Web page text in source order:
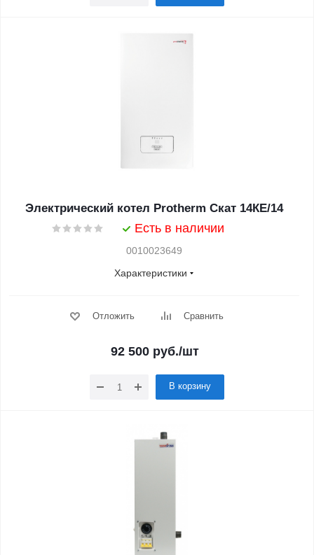
Электрический котел Protherm Скат 14КE/14
Есть в наличии
0010023649
Характеристики
Отложить Сравнить
92 500руб./шт
В корзину